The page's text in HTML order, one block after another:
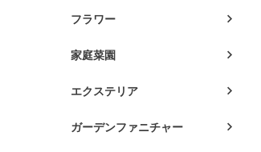
フラワー
家庭菜園
エクステリア
ガーデンファニチャー